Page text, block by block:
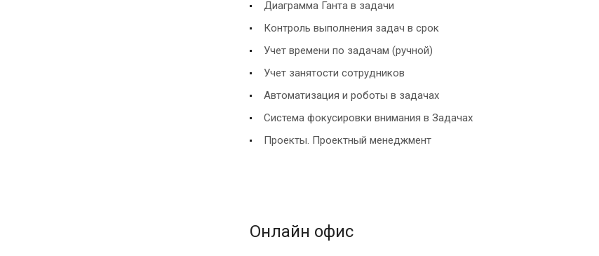
Диаграмма Ганта в задачи
Контроль выполнения задач в срок
Учет времени по задачам (ручной)
Учет занятости сотрудников
Автоматизация и роботы в задачах
Система фокусировки внимания в Задачах
Проекты. Проектный менеджмент
Онлайн офис